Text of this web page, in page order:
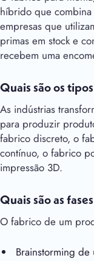
híbrido que combina
empresas que
primas em stock e
recebem uma
Quais são os
As indústrias
para produzir
fabrico discreto, o
contínuo, o fabrico
impressão 3D.
Quais são as
O fabrico de um
Brainstorming de